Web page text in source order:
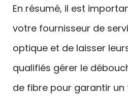
En résumé, il est
votre fournisseur de
optique et de laisser
qualifiés gérer le
de fibre pour garantir